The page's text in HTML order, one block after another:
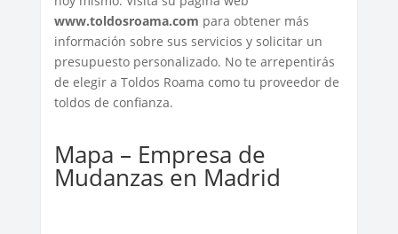
www.toldosroama.com para obtener más
información sobre sus servicios y solicitar un
presupuesto personalizado. No te arrepentirás
de elegir a Toldos Roama como tu proveedor de
toldos de confianza.
Mapa – Empresa de
Mudanzas en Madrid